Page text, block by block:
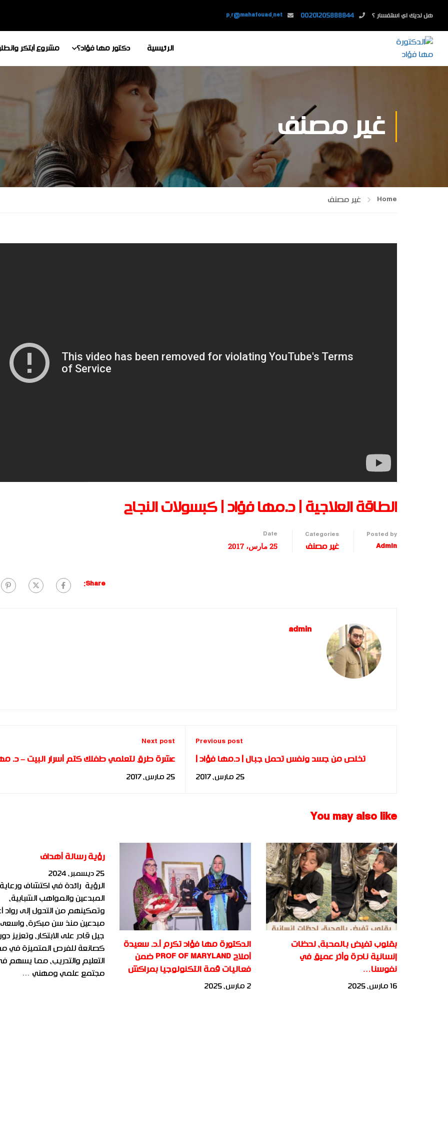
هل لديك اي استفسار ؟ 00201205888844
p.r@mahafouad.net
الرئيسية دكتور مها فؤاد؟ مشروع أبتكر
غير مصنف
Home غير مصنف
الطاقة العلاجية | د.مها فؤاد | كبسولات النجاح
Posted by
Admin
Categories
غير مصنف
Date
25 مارس، 2017
Share:
admin
Previous post
تخلص من جسد ونفس تحمل جبال | د.مها فؤاد |
25 مارس، 2017
Next post
عشرة طرق لتعلمي طفلك كتم أسرار البيت – د.
25 مارس، 2017
You may also like
بقلوب تفيض بالمحبة، لحظات
إنسانية نادرة وأثر عميق في
نفوسنا…
16 مارس، 2025
الدكتورة مها فؤاد تكرم أ.د. سعيدة
أملاح PROF OF MARYLAND ضمن
فعاليات قمة التكنولوجيا بمراكش
2 مارس، 2025
رؤية رسالة أهداف
25 ديسمبر، 2024
الرؤية رائدة في اكتشاف ورعاية
المبدعين والمواهب الشبابية،
وتمكينهم من التحول إلى رواد
مبدعين منذ سن مبكرة، واسعى
جيل قادر على الابتكار، وتعزيز
كصانعة للفرص المتميزة في
التعليم والتدريب، مما يسهم
مجتمع علمي ومهني …